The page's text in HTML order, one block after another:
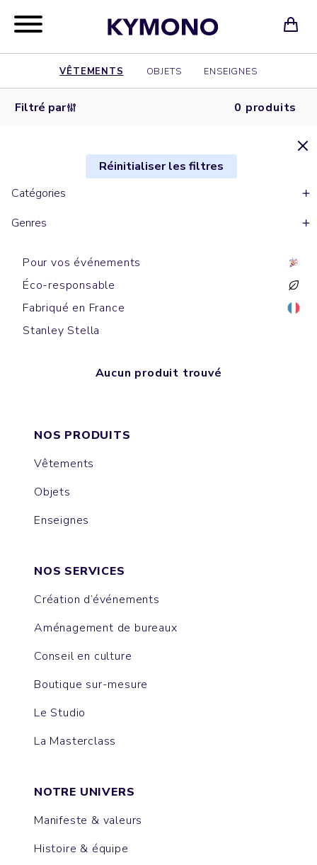
VÊTEMENTS OBJETS ENSEIGNES
Filtré par 0 produits
Réinitialiser les filtres
Catégories
Genres
Pour vos événements
Éco-responsable
Fabriqué en France
Stanley Stella
Aucun produit trouvé
NOS PRODUITS
Vêtements
Objets
Enseignes
NOS SERVICES
Création d’événements
Aménagement de bureaux
Conseil en culture
Boutique sur-mesure
Le Studio
La Masterclass
NOTRE UNIVERS
Manifeste & valeurs
Histoire & équipe